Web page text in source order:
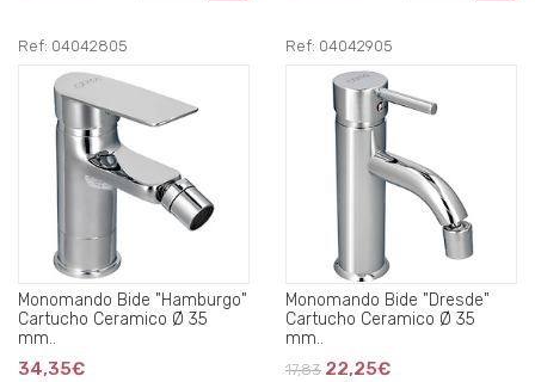
Ref: 04042805
Monomando Bide "Hamburgo"
Cartucho Ceramico Ø 35
mm..
34,35€
Ref: 04042905
Monomando Bide "Dresde"
Cartucho Ceramico Ø 35
mm..
17,83 22,25€